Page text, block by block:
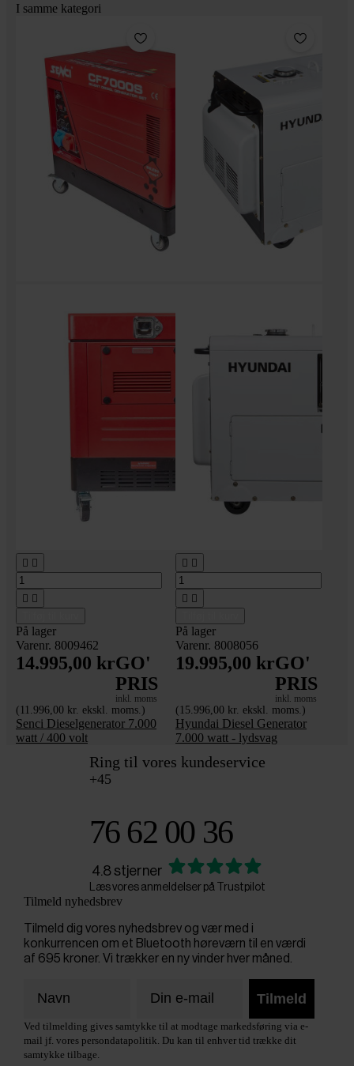
I samme kategori
 
 
På lager
Varenr. 8009462
14.995,00 krGO'
PRIS
inkl. moms
(11.996,00 kr. ekskl. moms.)
Senci Dieselgenerator 7.000
watt / 400 volt
 
 
På lager
Varenr. 8008056
19.995,00 krGO'
PRIS
inkl. moms
(15.996,00 kr. ekskl. moms.)
Hyundai Diesel Generator
7.000 watt - lydsvag
Ring til vores kundeservice
+45
76 62 00 36
4.8 stjerner
Læs vores anmeldelser på Trustpilot
Tilmeld nyhedsbrev
Tilmeld dig vores nyhedsbrev og vær med i
konkurrencen om et Bluetooth høreværn til en værdi
af 695 kroner. Vi trækker en ny vinder hver måned.
Tilmeld
Ved tilmelding gives samtykke til at modtage markedsføring via e-
mail jf. vores persondatapolitik. Du kan til enhver tid trække dit
samtykke tilbage.